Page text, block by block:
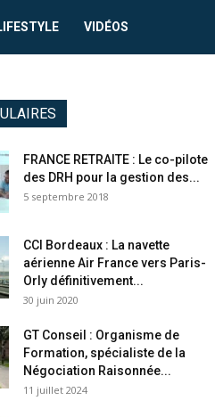
VIDÉOS
FRANCE RETRAITE : Le co-pilote
des DRH pour la gestion des...
5 septembre 2018
CCI Bordeaux : La navette
aérienne Air France vers Paris-
Orly définitivement...
30 juin 2020
GT Conseil : Organisme de
Formation, spécialiste de la
Négociation Raisonnée...
11 juillet 2024